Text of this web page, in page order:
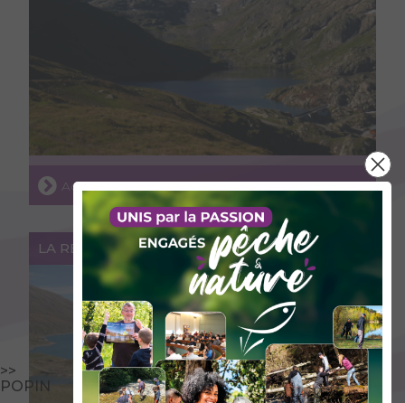
>>
POPIN
Accéder au lieu
LA RETENUE DU MONT-CENIS